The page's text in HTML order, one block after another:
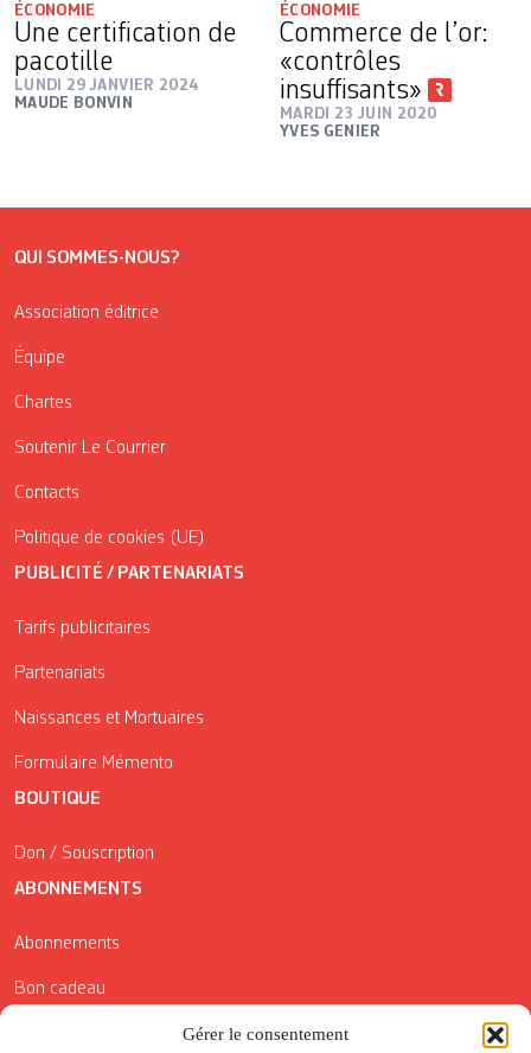
Gérer le consentement
ÉCONOMIE
Une certification de
pacotille
LUNDI 29 JANVIER 2024
MAUDE BONVIN
ÉCONOMIE
Commerce de l’or:
«contrôles
insuffisants»
MARDI 23 JUIN 2020
YVES GENIER
QUI SOMMES-NOUS?
Association éditrice
Équipe
Chartes
Soutenir Le Courrier
Contacts
Politique de cookies (UE)
PUBLICITÉ / PARTENARIATS
Tarifs publicitaires
Partenariats
Naissances et Mortuaires
Formulaire Mémento
BOUTIQUE
Don / Souscription
ABONNEMENTS
Abonnements
Bon cadeau
Conditions générales de vente